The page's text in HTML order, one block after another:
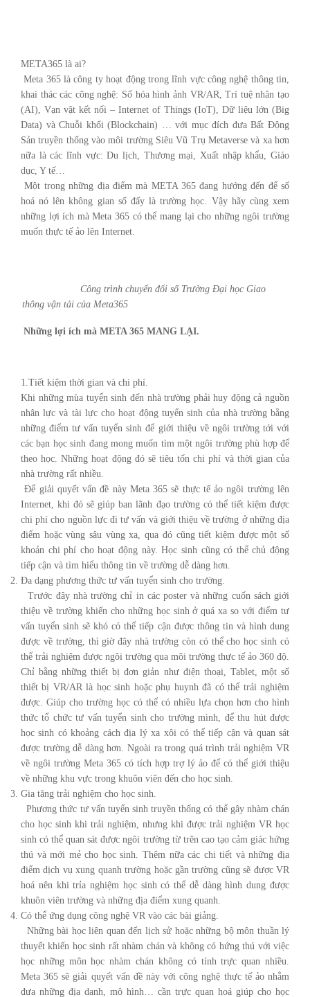
META365 là ai?
Meta 365 là công ty hoạt động trong lĩnh vực công nghệ thông tin,
khai thác các công nghệ: Số hóa hình ảnh VR/AR, Trí tuệ nhân tạo
(AI), Vạn vật kết nối – Internet of Things (IoT), Dữ liệu lớn (Big
Data) và Chuỗi khối (Blockchain) … với mục đích đưa Bất Động
Sản truyền thống vào môi trường Siêu Vũ Trụ Metaverse và xa hơn
nữa là các lĩnh vực: Du lịch, Thương mại, Xuất nhập khẩu, Giáo
dục, Y tế…
Một trong những địa điểm mà META 365 đang hướng đến để số
hoá nó lên không gian số đấy là trường học. Vậy hãy cùng xem
những lợi ích mà Meta 365 có thể mang lại cho những ngôi trường
muốn thực tế ảo lên Internet.
Công trình chuyển đổi số Trường Đại học Giao
thông vận tải của Meta365
Những lợi ích mà META 365 MANG LẠI.
1.Tiết kiệm thời gian và chi phí.
Khi những mùa tuyển sinh đến nhà trường phải huy động cả nguồn
nhân lực và tài lực cho hoạt động tuyển sinh của nhà trường bằng
những điểm tư vấn tuyển sinh để giới thiệu về ngôi trường tới với
các bạn học sinh đang mong muốn tìm một ngôi trường phù hợp để
theo học. Những hoạt động đó sẽ tiêu tốn chi phí và thời gian của
nhà trường rất nhiều.
Để giải quyết vấn đề này Meta 365 sẽ thực tế ảo ngôi trường lên
Internet, khi đó sẽ giúp ban lãnh đạo trường có thể tiết kiệm được
chi phí cho nguồn lực đi tư vấn và giới thiệu về trường ở những địa
điểm hoặc vùng sâu vùng xa, qua đó cũng tiết kiệm được một số
khoản chi phí cho hoạt động này. Học sinh cũng có thể chủ động
tiếp cận và tìm hiểu thông tin về trường dễ dàng hơn.
Đa dạng phương thức tư vấn tuyển sinh cho trường.
Trước đây nhà trường chỉ in các poster và những cuốn sách giới
thiệu về trường khiến cho những học sinh ở quá xa so với điểm tư
vấn tuyển sinh sẽ khó có thể tiếp cận được thông tin và hình dung
được về trường, thì giờ đây nhà trường còn có thể cho học sinh có
thể trải nghiệm được ngôi trường qua môi trường thực tế ảo 360 độ.
Chỉ bằng những thiết bị đơn giản như điện thoại, Tablet, một số
thiết bị VR/AR là học sinh hoặc phụ huynh đã có thể trải nghiệm
được. Giúp cho trường học có thể có nhiều lựa chọn hơn cho hình
thức tổ chức tư vấn tuyển sinh cho trường mình, để thu hút được
học sinh có khoảng cách địa lý xa xôi có thể tiếp cận và quan sát
được trường dễ dàng hơn. Ngoài ra trong quá trình trải nghiệm VR
về ngôi trường Meta 365 có tích hợp trợ lý ảo để có thể giới thiệu
về những khu vực trong khuôn viên đến cho học sinh.
Gia tăng trải nghiệm cho học sinh.
Phương thức tư vấn tuyển sinh truyền thống có thể gây nhàm chán
cho học sinh khi trải nghiệm, nhưng khi được trải nghiệm VR học
sinh có thể quan sát được ngôi trường từ trên cao tạo cảm giác hứng
thú và mới mẻ cho học sinh. Thêm nữa các chi tiết và những địa
điểm dịch vụ xung quanh trường hoặc gần trường cũng sẽ được VR
hoá nên khi trỉa nghiệm học sinh có thể dễ dàng hình dung được
khuôn viên trường và những địa điểm xung quanh.
Có thể ứng dụng công nghệ VR vào các bài giảng.
Những bài học liên quan đến lịch sử hoặc những bộ môn thuần lý
thuyết khiến học sinh rất nhàm chán và không có hứng thú với việc
học những môn học nhàm chán không có tính trực quan nhiều.
Meta 365 sẽ giải quyết vấn đề này với công nghệ thực tế ảo nhằm
đưa những địa danh, mô hình… cần trực quan hoá giúp cho học